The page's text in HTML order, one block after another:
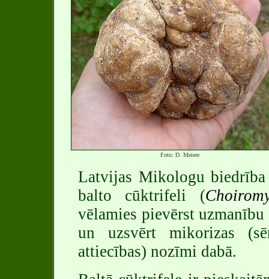
Foto: D. Meiere
Latvijas Mikologu
balto cūktrifeli (
vēlamies pievērst
un uzsvērt mikorizas
attiecības) nozīmi dabā.